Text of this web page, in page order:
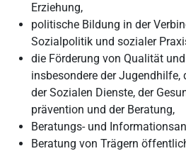
Erziehung,
politische Bildung in der
Sozialpolitik und sozialer
die Förderung von Qualität
insbesondere der Jugendhilfe,
der Sozialen Dienste, der
prävention und der Beratung,
Beratungs- und
Beratung von Trägern